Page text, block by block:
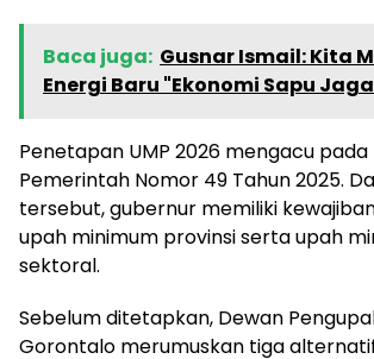
Baca juga: Gusnar Ismail: Kita
Energi Baru "Ekonomi Sapu
Penetapan UMP 2026 mengacu
Pemerintah Nomor 49 Tahun 2025.
tersebut, gubernur memiliki
upah minimum provinsi serta upah
sektoral.
Sebelum ditetapkan, Dewan
Gorontalo merumuskan tiga